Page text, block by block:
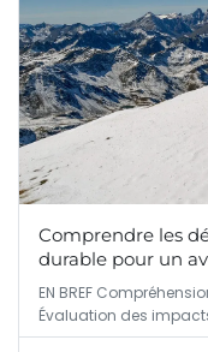
Comprendre les
durable pour un
EN BREF
Évaluation des